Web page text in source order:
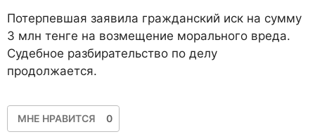
Потерпевшая заявила гражданский иск на сумму
3 млн тенге на возмещение морального вреда.
Судебное разбирательство по делу
продолжается.
МНЕ НРАВИТСЯ 0